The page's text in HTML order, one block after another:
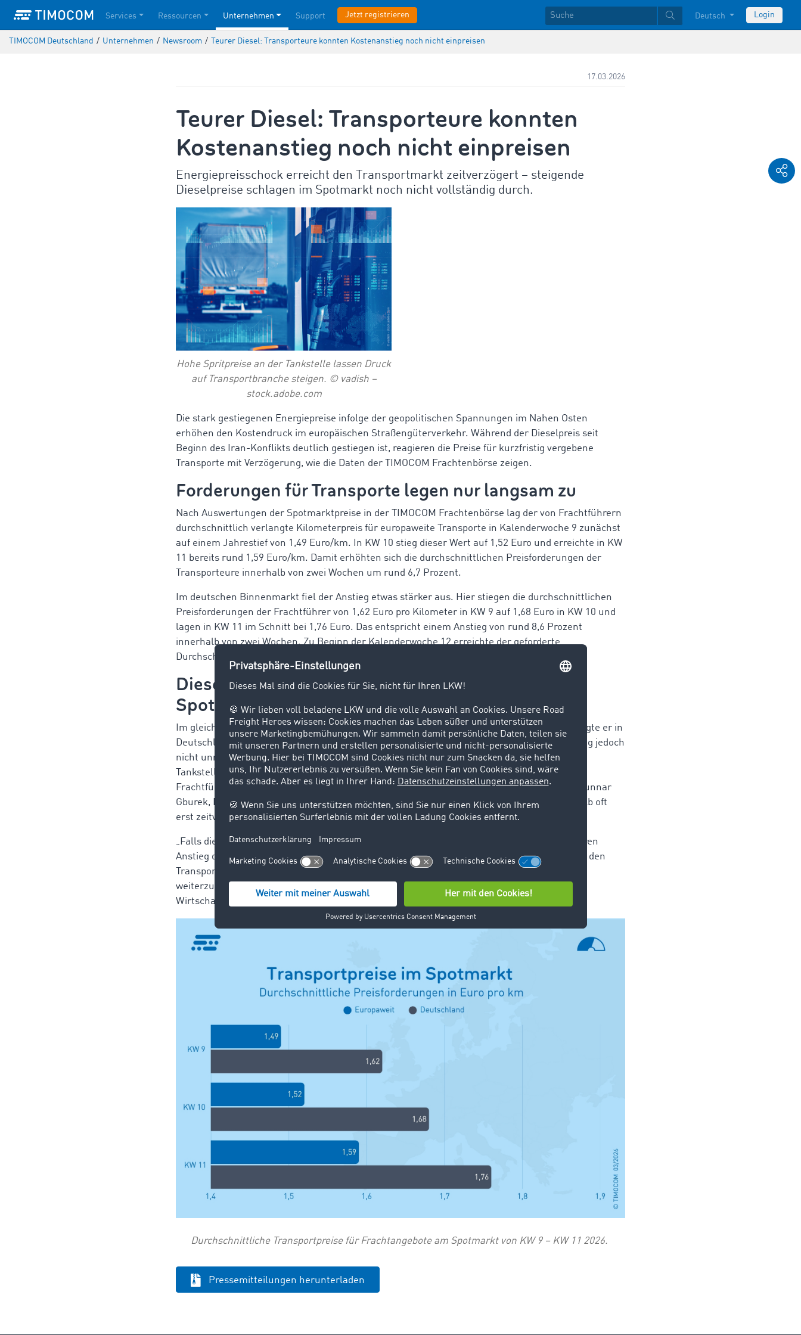
Services Ressourcen Unternehmen Support Jetzt registrieren Deutsch Login
TIMOCOM Deutschland / Unternehmen / Newsroom / Teurer Diesel: Transporteure konnten Kostenanstieg noch nicht einpreisen
17.03.2026
Teurer Diesel: Transporteure konnten
Kostenanstieg noch nicht einpreisen
Energiepreisschock erreicht den Transportmarkt zeitverzögert – steigende
Dieselpreise schlagen im Spotmarkt noch nicht vollständig durch.
Hohe Spritpreise an der Tankstelle lassen Druck
auf Transportbranche steigen. © vadish –
stock.adobe.com
Die stark gestiegenen Energiepreise infolge der geopolitischen Spannungen im Nahen Osten
erhöhen den Kostendruck im europäischen Straßengüterverkehr. Während der Dieselpreis seit
Beginn des Iran-Konflikts deutlich gestiegen ist, reagieren die Preise für kurzfristig vergebene
Transporte mit Verzögerung, wie die Daten der TIMOCOM Frachtenbörse zeigen.
Forderungen für Transporte legen nur langsam zu
Nach Auswertungen der Spotmarktpreise in der TIMOCOM Frachtenbörse lag der von Frachtführern
durchschnittlich verlangte Kilometerpreis für europaweite Transporte in Kalenderwoche 9 zunächst
auf einem Jahrestief von 1,49 Euro/km. In KW 10 stieg dieser Wert auf 1,52 Euro und erreichte in KW
11 bereits rund 1,59 Euro/km. Damit erhöhten sich die durchschnittlichen Preisforderungen der
Transporteure innerhalb von zwei Wochen um rund 6,7 Prozent.
Im deutschen Binnenmarkt fiel der Anstieg etwas stärker aus. Hier stiegen die durchschnittlichen
Preisforderungen der Frachtführer von 1,62 Euro pro Kilometer in KW 9 auf 1,68 Euro in KW 10 und
lagen in KW 11 im Schnitt bei 1,76 Euro. Das entspricht einem Anstieg von rund 8,6 Prozent
innerhalb von zwei Wochen. Zu Beginn der Kalenderwoche 12 erreichte der geforderte
Durchschnittspreis bereits fast 1,80 Euro/km.
Dieselpreisanstieg noch nicht vollständig im
Spotmarkt angekommen
Im gleichen Zeitraum ist der Dieselpreis deutlich stärker gestiegen. Seit Kalenderwoche 9 legte er in
Deutschland um rund 32 Prozent zu. „Viele Transportunternehmen spüren diese Entwicklung jedoch
nicht unmittelbar in voller Höhe. Größere Flotten verfügen häufig über eigene Betriebshof-
Tankstellen mit langfristigen Lieferverträgen oder festen Kontingenten. Zudem tanken viele
Frachtführer regelmäßig im Ausland, wo die Kraftstoffpreise teilweise niedriger sind“, sagt Gunnar
Gburek, Head of Business Affairs bei TIMOCOM. Kurzfristige Preissprünge wirken sich deshalb oft
erst zeitverzögert auf die Transportpreise des Spotmarktes aus.
„Falls die Dieselpreise langfristig auf dem hohen Niveau bleiben, dürfte dies einen deutlicheren
Anstieg der Transportpreise nach sich ziehen“, so Gunnar Gburek. Fraglich bleibe aber, ob es den
Transporteuren gelingen wird, die insgesamt steigenden Betriebskosten an die Auftraggeber
weiterzuleiten – insbesondere vor dem Hintergrund des damit einhergehenden schwachen
Wirtschaftswachstums.
Durchschnittliche Transportpreise für Frachtangebote am Spotmarkt von KW 9 – KW 11 2026.
Pressemitteilungen herunterladen